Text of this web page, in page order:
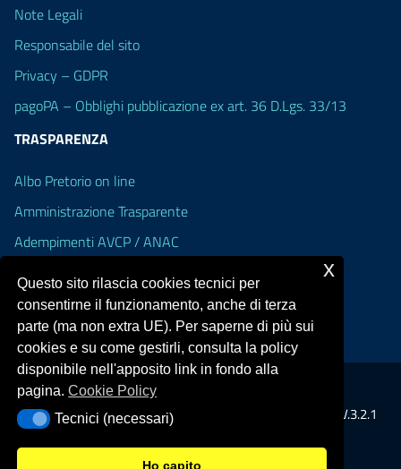
Note Legali
Responsabile del sito
Privacy – GDPR
pagoPA – Obblighi pubblicazione ex art. 36 D.Lgs. 33/13
TRASPARENZA
Albo Pretorio on line
Amministrazione Trasparente
Adempimenti AVCP / ANAC
Dichiarazione di accessibilità
Portale realizzato con la piattaforma
Template Italia configurato sul tema accessibile
V.3.2.1
(Alioth)
Questo sito rilascia cookies tecnici per
consentirne il funzionamento, anche di terza
parte (ma non extra UE). Per saperne di più sui
cookies e su come gestirli, consulta la policy
disponibile nell'apposito link in fondo alla
pagina.Cookie Policy
Tecnici (necessari)
Tecnici (necessari)
Ho capito
x